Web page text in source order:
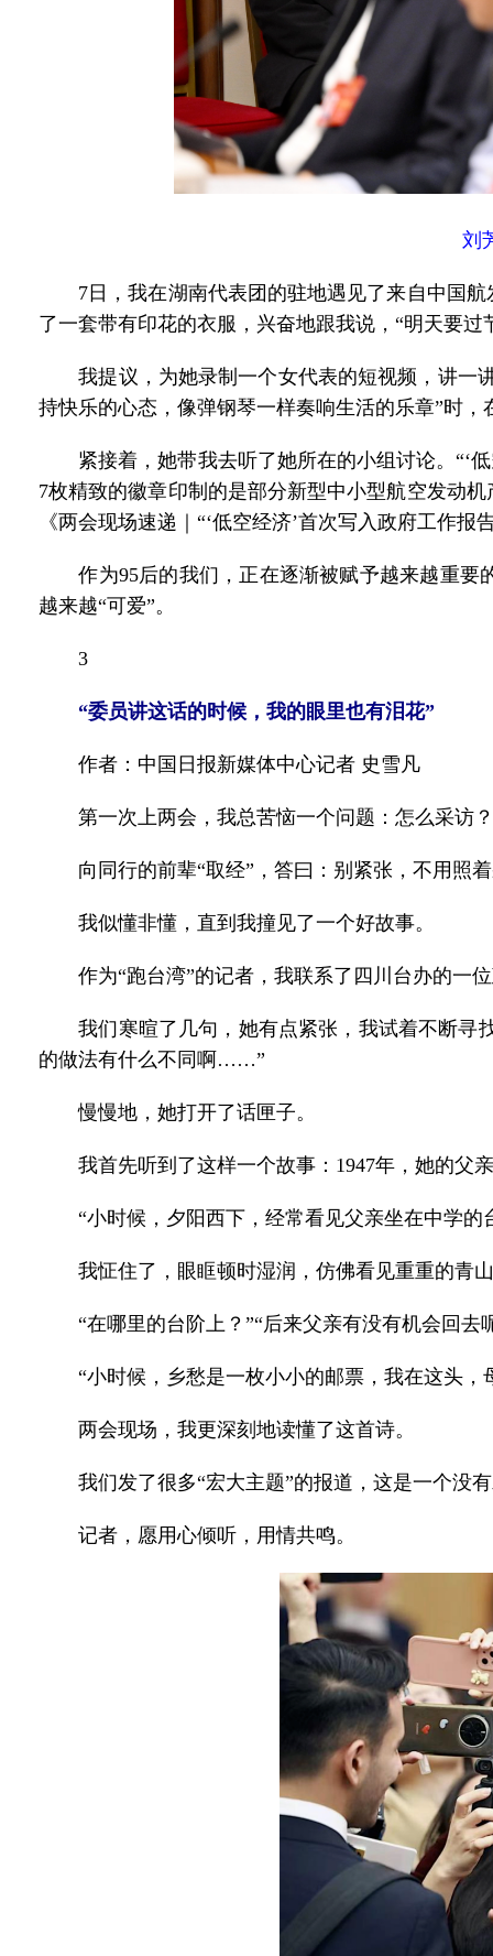
刘
7日，我在湖南代表团的驻地遇见了来自中国航
了一套带有印花的衣服，兴奋地跟我说，“明天要过
我提议，为她录制一个女代表的短视频，讲一
持快乐的心态，像弹钢琴一样奏响生活的乐章”时
紧接着，她带我去听了她所在的小组讨论。“‘低
7枚精致的徽章印制的是部分新型中小型航空发动
《两会现场速递｜“‘低空经济’首次写入政府工作
作为95后的我们，正在逐渐被赋予越来越重要
越来越“可爱”。
3
“委员讲这话的时候，我的眼里也有泪花”
作者：中国日报新媒体中心记者 史雪凡
第一次上两会，我总苦恼一个问题：怎么采访
向同行的前辈“取经”，答曰：别紧张，不用照
我似懂非懂，直到我撞见了一个好故事。
作为“跑台湾”的记者，我联系了四川台办的一位
我们寒暄了几句，她有点紧张，我试着不断寻找
的做法有什么不同啊……”
慢慢地，她打开了话匣子。
我首先听到了这样一个故事：1947年，她的父
“小时候，夕阳西下，经常看见父亲坐在中学的
我怔住了，眼眶顿时湿润，仿佛看见重重的青
“在哪里的台阶上？”“后来父亲有没有机会回去
“小时候，乡愁是一枚小小的邮票，我在这头
两会现场，我更深刻地读懂了这首诗。
我们发了很多“宏大主题”的报道，这是一个没有
记者，愿用心倾听，用情共鸣。